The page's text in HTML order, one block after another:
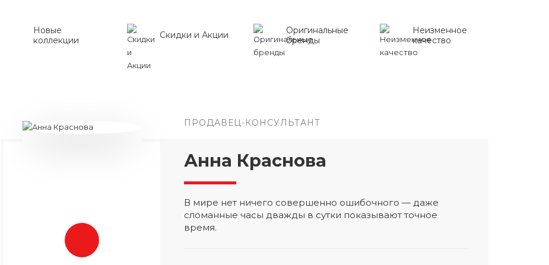
Новые
коллекции
Скидки и Акции
Оригинальные
бренды
Неизменное
качество
ПРОДАВЕЦ-КОНСУЛЬТАНТ
Анна Краснова
В мире нет ничего совершенно ошибочного — даже
сломанные часы дважды в сутки показывают точное
время.